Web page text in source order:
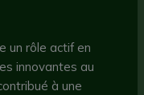
un rôle actif en
innovantes au
à une